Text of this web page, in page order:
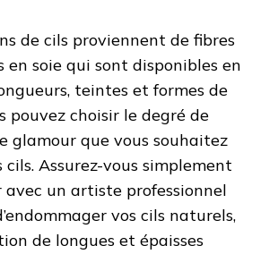
de cils proviennent de fibres
en soie qui sont disponibles en
teintes et formes de
pouvez choisir le degré de
glamour que vous souhaitez
cils. Assurez-vous simplement
avec un artiste professionnel
vos cils naturels,
de longues et épaisses